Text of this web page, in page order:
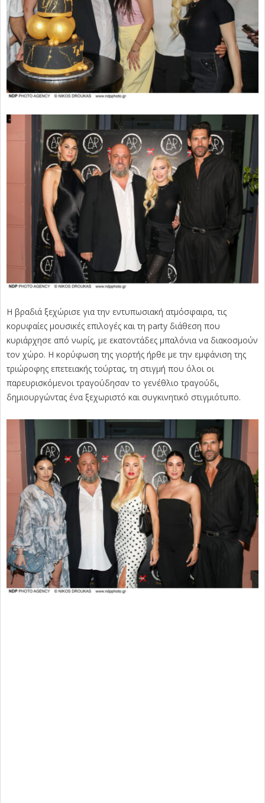
Η βραδιά ξεχώρισε για την εντυπωσιακή ατμόσφαιρα, τις
κορυφαίες μουσικές επιλογές και τη party διάθεση που
κυριάρχησε από νωρίς, με εκατοντάδες μπαλόνια να διακοσμούν
τον χώρο. Η κορύφωση της γιορτής ήρθε με την εμφάνιση της
τριώροφης επετειακής τούρτας, τη στιγμή που όλοι οι
παρευρισκόμενοι τραγούδησαν το γενέθλιο τραγούδι,
δημιουργώντας ένα ξεχωριστό και συγκινητικό στιγμιότυπο.